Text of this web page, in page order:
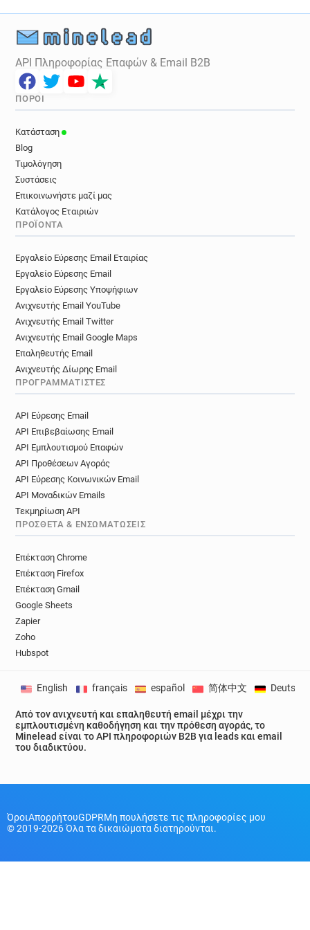
API Πληροφορίας Επαφών & Email B2B
ΠΌΡΟΙ
Κατάσταση
Blog
Τιμολόγηση
Συστάσεις
Επικοινωνήστε μαζί μας
Κατάλογος Εταιριών
ΠΡΟΪΌΝΤΑ
Εργαλείο Εύρεσης Email Εταιρίας
Εργαλείο Εύρεσης Email
Εργαλείο Εύρεσης Υποψήφιων
Ανιχνευτής Email YouTube
Ανιχνευτής Email Twitter
Ανιχνευτής Email Google Maps
Επαληθευτής Email
Ανιχνευτής Δίωρης Email
ΠΡΟΓΡΑΜΜΑΤΙΣΤΈΣ
API Εύρεσης Email
API Επιβεβαίωσης Email
API Εμπλουτισμού Επαφών
API Προθέσεων Αγοράς
API Εύρεσης Κοινωνικών Email
API Μοναδικών Emails
Τεκμηρίωση API
ΠΡΌΣΘΕΤΑ & ΕΝΣΩΜΑΤΏΣΕΙΣ
Επέκταση Chrome
Επέκταση Firefox
Επέκταση Gmail
Google Sheets
Zapier
Zoho
Hubspot
Από τον ανιχνευτή και επαληθευτή email μέχρι την
εμπλουτισμένη καθοδήγηση και την πρόθεση αγοράς, το
Minelead είναι το API πληροφοριών B2B για leads και email
του διαδικτύου.
English français español 简体中文 Deutsch
ΌροιΑπορρήτουGDPRΜη πουλήσετε τις πληροφορίες μου
© 2019-2026 Όλα τα δικαιώματα διατηρούνται.